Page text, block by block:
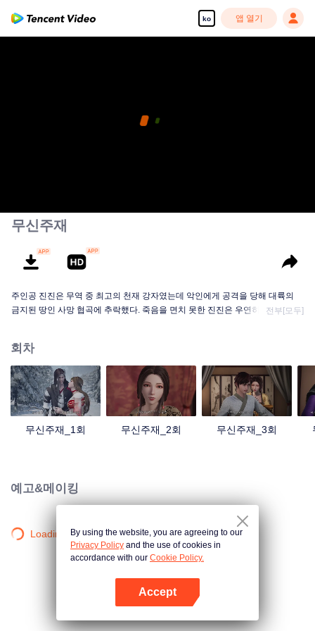
ko 앱 열기
무신주재
주인공 진진은 무역 중 최고의 천재 강자였는데 악인에게 공격을 당해 대륙의
금지된 땅인 사망 협곡에 추락했다. 죽음을 면치 못한 진진은 우연히 신비한 고
을 지키기 위해 진진은 의연하게 천하 다섯 나라를 지키는 큰 임무를 짊어지고,
다시 한번 무도길을 밟았다.
전부[모두]
회차
무신주재_1회 무신주재_2회 무신주재_3회
예고&메이킹
Loading…By using the website, you are agreeing to our
Privacy Policy and the use of cookies in
accordance with our Cookie Policy.
Accept